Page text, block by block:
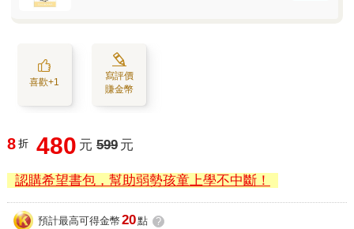
喜歡+1
寫評價
賺金幣
8 折 480 元 599 元
認購希望書包，幫助弱勢孩童上學不中斷！
預計最高可得金幣 20點 ?